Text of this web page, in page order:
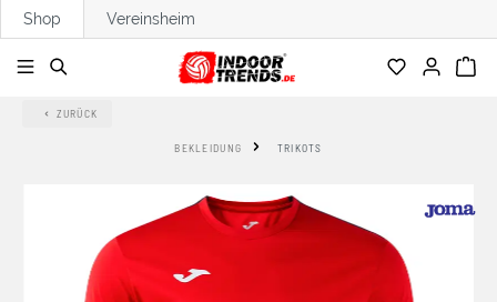
springen
Shop Vereinsheim
ZURÜCK
BEKLEIDUNG TRIKOTS